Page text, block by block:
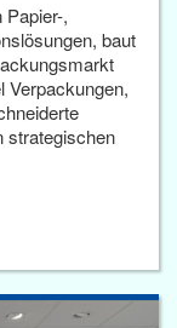
,
baut
Verpackungen,
strategischen